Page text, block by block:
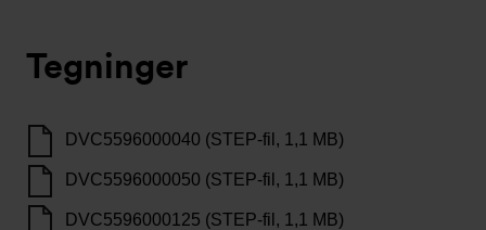
Tegninger
DVC5596000040 (STEP-fil, 1,1 MB)
DVC5596000050 (STEP-fil, 1,1 MB)
DVC5596000125 (STEP-fil, 1,1 MB)